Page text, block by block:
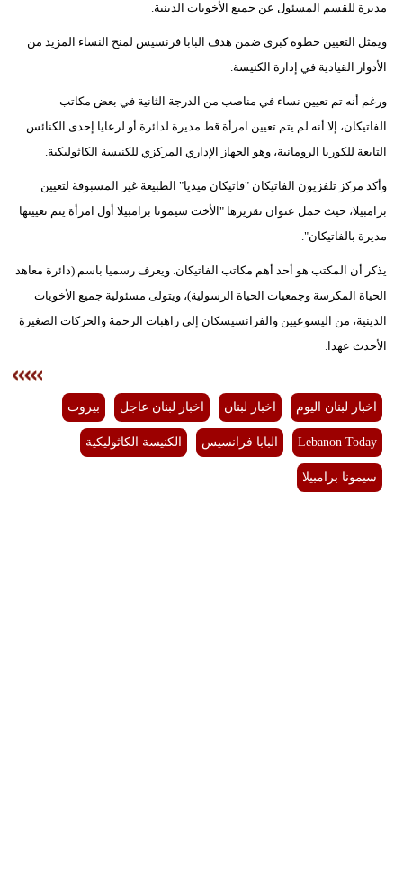
وتكنولوجيا
مدوَّنات
فيديو
مديرة للقسم المسئول عن جميع الأخويات الدينية.
ويمثل التعيين خطوة كبرى ضمن هدف البابا فرنسيس لمنح النساء المزيد من
الأدوار القيادية في إدارة الكنيسة.
ورغم أنه تم تعيين نساء في مناصب من الدرجة الثانية في بعض مكاتب
الفاتيكان، إلا أنه لم يتم تعيين امرأة قط مديرة لدائرة أو لرعايا إحدى الكنائس
التابعة للكوريا الرومانية، وهو الجهاز الإداري المركزي للكنيسة الكاثوليكية.
وأكد مركز تلفزيون الفاتيكان "فاتيكان ميديا" الطبيعة غير المسبوقة لتعيين
برامبيلا، حيث حمل عنوان تقريرها "الأخت سيمونا برامبيلا أول امرأة يتم تعيينها
مديرة بالفاتيكان".
يذكر أن المكتب هو أحد أهم مكاتب الفاتيكان. ويعرف رسميا باسم (دائرة معاهد
الحياة المكرسة وجمعيات الحياة الرسولية)، ويتولى مسئولية جميع الأخويات
الدينية، من اليسوعيين والفرانسيسكان إلى راهبات الرحمة والحركات الصغيرة
الأحدث عهدا.
اخبار لبنان اليوم اخبار لبنان اخبار لبنان عاجل بيروت
Lebanon Today البابا فرانسيس الكنيسة الكاثوليكية
سيمونا برامبيلا